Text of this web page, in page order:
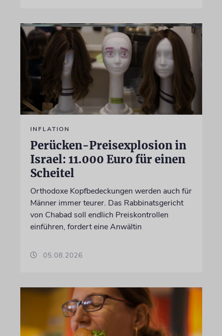
INFLATION
Perücken-Preisexplosion in
Israel: 11.000 Euro für einen
Scheitel
Orthodoxe Kopfbedeckungen werden auch für
Männer immer teurer. Das Rabbinatsgericht
von Chabad soll endlich Preiskontrollen
einführen, fordert eine Anwältin
05.08.2026